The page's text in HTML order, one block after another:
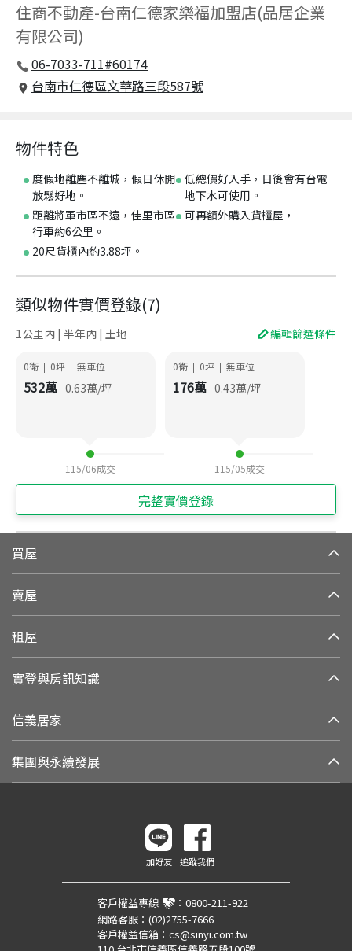
住商不動產-台南仁德家樂福加盟店(品居企業
有限公司)
06-7033-711#60174
台南市仁德區文華路三段587號
物件特色
度假地離塵不離城，假日休閒
放鬆好地。
低總價好入手，日後會有台電
地下水可使用。
距離將軍市區不遠，佳里市區
行車約6公里。
可再額外購入貨櫃屋，
20尺貨櫃內約3.88坪。
類似物件實價登錄(7)
1公里內 | 半年內 | 土地 編輯篩選條件
0衛 | 0坪 | 無車位
532萬 0.63萬/坪
115/06成交
0衛 | 0坪 | 無車位
176萬 0.43萬/坪
115/05成交
完整實價登錄
買屋
賣屋
租屋
實登與房訊知識
信義居家
集團與永續發展
加好友 追蹤我們
客戶權益專線 ： 0800-211-922
網路客服： (02)2755-7666
客戶權益信箱： cs@sinyi.com.tw